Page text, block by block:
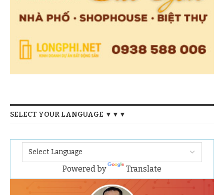
SELECT YOUR LANGUAGE ▼▼▼
Powered by Translate